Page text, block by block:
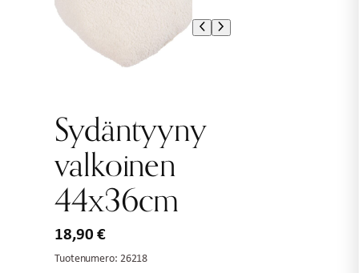
Sydäntyyny
valkoinen
44x36cm
18,90€
Tuotenumero: 26218